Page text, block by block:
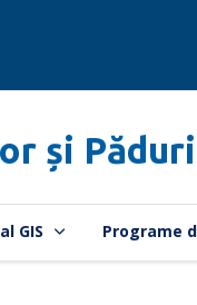
și
GIS Programe